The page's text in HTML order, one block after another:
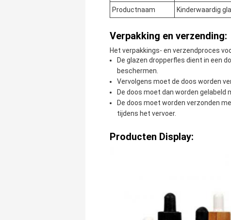
Productnaam Kinderwaardig
Verpakking en verzending:
Het verpakkings- en verzendproces
De glazen dropperfles dient in een
beschermen.
Vervolgens moet de doos worden
De doos moet dan worden
De doos moet worden verzonden
tijdens het vervoer.
Producten Display: